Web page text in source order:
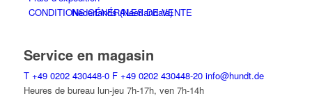
Nederlands(Néerlandais)
CONDITIONS GÉNÉRALES DE VENTE
Service en magasin
T +49 0202 430448-0 F +49 0202 430448-20 info@hundt.de
Heures de bureau lun-jeu 7h-17h, ven 7h-14h